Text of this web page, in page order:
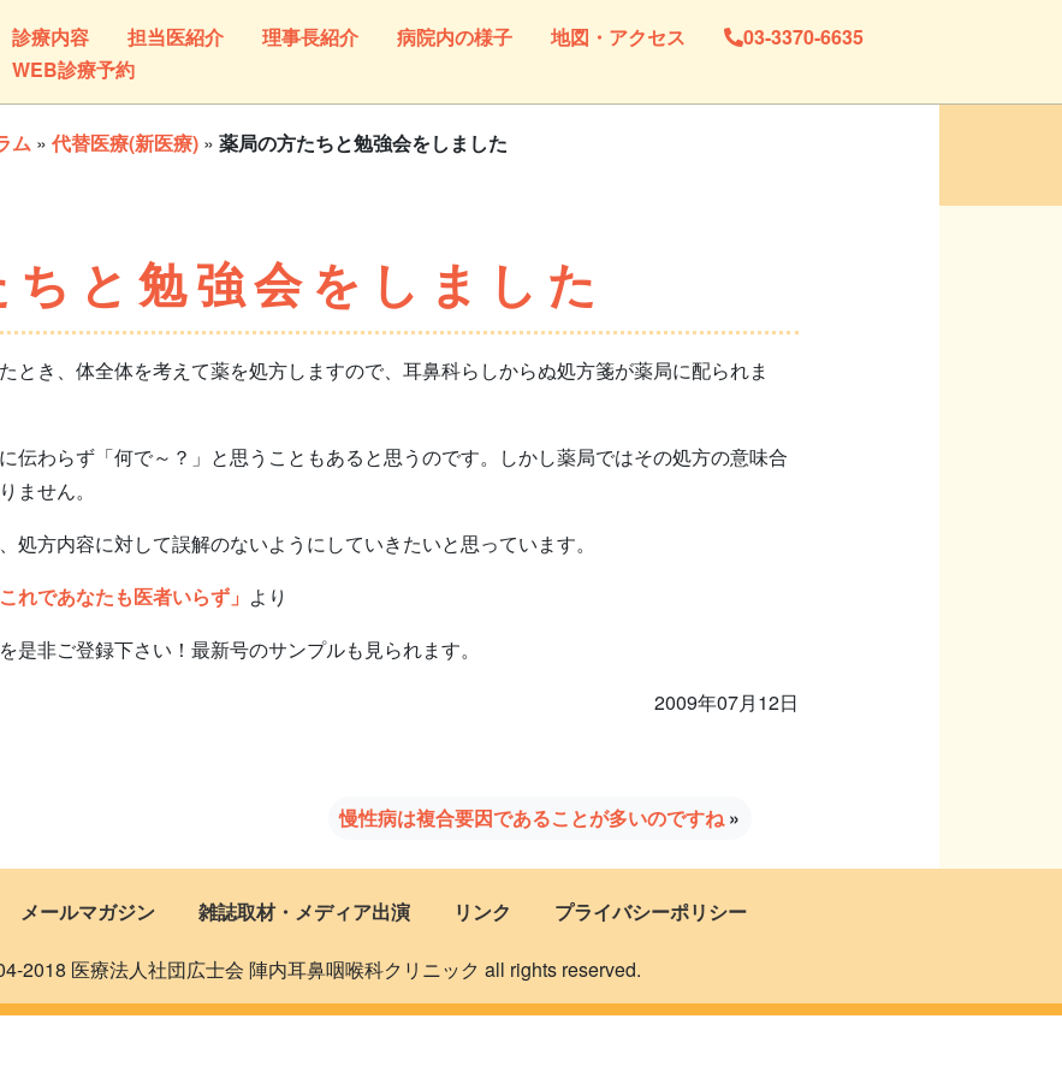
診療内容 担当医紹介 理事長紹介 病院内の様子 地図・アクセス
03-3370-6635
WEB診療予約
ム » 代替医療(新医療) » 薬局の方たちと勉強会をしました
と勉強会をしました
とき、体全体を考えて薬を処方しますので、耳鼻科らしからぬ処方箋が薬局に配られま
伝わらず「何で～？」と思うこともあると思うのです。しかし薬局ではその処方の意味合
ません。
方内容に対して誤解のないようにしていきたいと思っています。
れであなたも医者いらず」 より
是非ご登録下さい！最新号のサンプルも見られます。
2009年07月12日
慢性病は複合要因であることが多いのですね»
メールマガジン 雑誌取材・メディア出演 リンク プライバシーポリシー
2018 医療法人社団広士会 陣内耳鼻咽喉科クリニック all rights reserved.